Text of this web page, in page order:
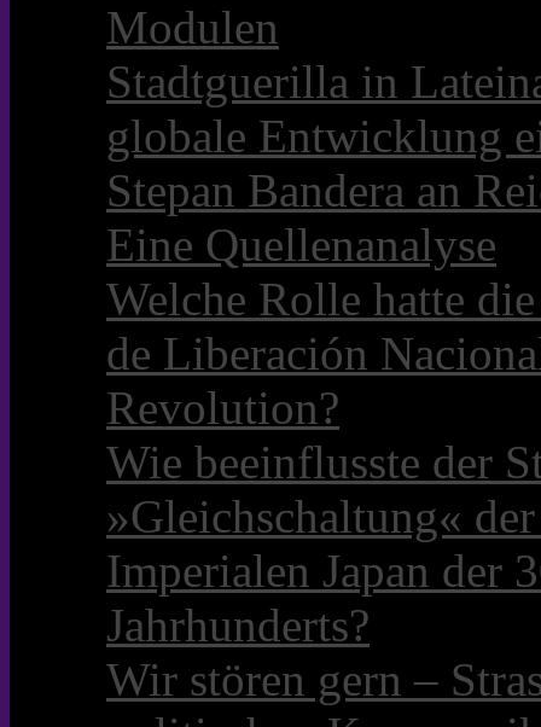
Modulen
Stadtguerilla in
globale Entwicklung
Stepan Bandera an
Eine Quellenanalyse
Welche Rolle hatte
de Liberación
Revolution?
Wie beeinflusste der
»Gleichschaltung«
Imperialen Japan der
Jahrhunderts?
Wir stören gern –